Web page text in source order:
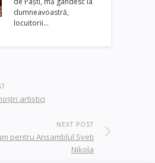
dumneavoastră,
locuitorii…
artistici
NEXT POST
pentru Ansamblul Sveti
Nikola